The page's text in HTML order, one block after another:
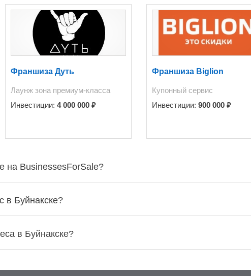
Франшиза Дуть
Лаунж зона премиум-класса
Инвестиции:4 000 000₽
Франшиза Biglion
Купонный сервис
Инвестиции: 900 000 ₽
на BusinessesForSale?
в Буйнакске?
в Буйнакске?